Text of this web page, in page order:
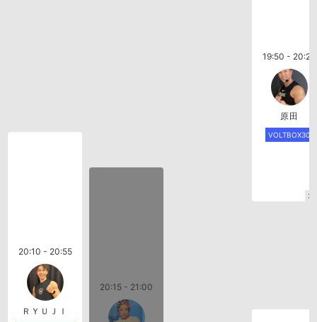
20:10 - 20:55
ＲＹＵＪＩ
20:15 - 21:00
19:50 - 20:20
原田
VOLTBOX30
3/